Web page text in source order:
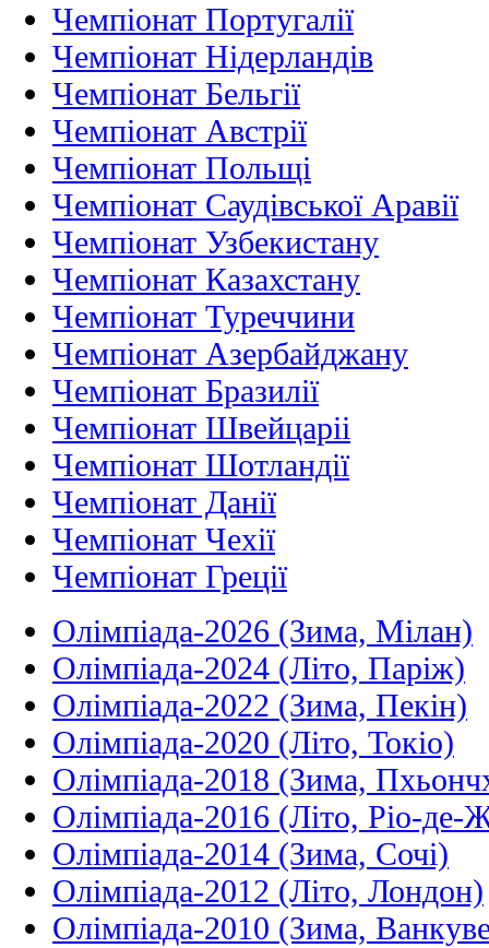
Чемпіонат Португалії
Чемпіонат Нідерландiв
Чемпіонат Бельгії
Чемпіонат Австрії
Чемпіонат Польщі
Чемпіонат Саудівської Аравії
Чемпіонат Узбекистану
Чемпіонат Казахстану
Чемпіонат Туреччини
Чемпіонат Азербайджану
Чемпіонат Бразилії
Чемпіонат Швейцаріі
Чемпіонат Шотландії
Чемпіонат Данії
Чемпіонат Чехії
Чемпіонат Греції
Олімпіада-2026 (Зима, Мілан)
Олімпіада-2024 (Літо, Паріж)
Олімпіада-2022 (Зима, Пекін)
Олімпіада-2020 (Літо, Токіо)
Олімпіада-2018 (Зима,
Олімпіада-2016 (Літо, Ріо-де-
Олімпіада-2014 (Зима, Сочі)
Олімпіада-2012 (Літо, Лондон)
Олімпіада-2010 (Зима,